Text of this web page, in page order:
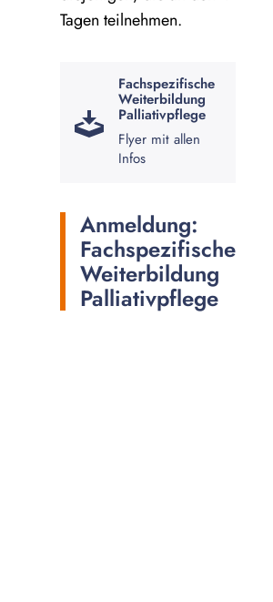
Tagen teilnehmen.
Fachspezifische
Weiterbildung
Palliativpflege
Flyer mit allen
Infos
Anmeldung:
Fachspezifische
Weiterbildung
Palliativpflege